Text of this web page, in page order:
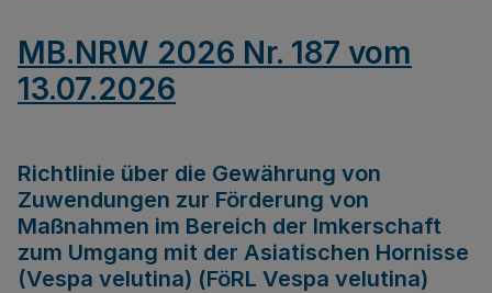
MB.NRW 2026 Nr. 187 vom
13.07.2026
Richtlinie über die Gewährung von
Zuwendungen zur Förderung von
Maßnahmen im Bereich der Imkerschaft
zum Umgang mit der Asiatischen Hornisse
(Vespa velutina) (FöRL Vespa velutina)